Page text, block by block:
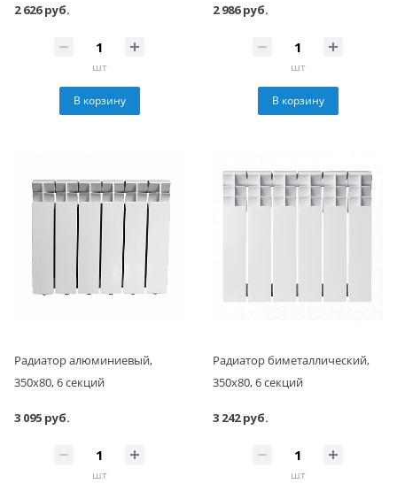
2 626 руб.
шт
В корзину
2 986 руб.
шт
В корзину
Радиатор алюминиевый,
350x80, 6 секций
3 095 руб.
шт
Радиатор биметаллический,
350x80, 6 секций
3 242 руб.
шт